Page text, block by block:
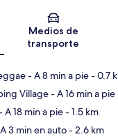
Sección del mapa
Medios de
transporte
- A 8 min a pie- 0.7
Village- A 16 min a pie
A 18 min a pie- 1.5 km
3 min en auto- 2.6 km